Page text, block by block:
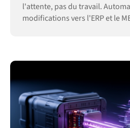
l'attente, pas du travail.
modifications vers l'ERP et le